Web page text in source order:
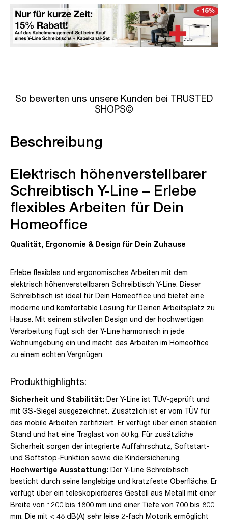
So bewerten uns unsere Kunden bei TRUSTED
SHOPS©
Beschreibung
Elektrisch höhenverstellbarer
Schreibtisch Y-Line – Erlebe
flexibles Arbeiten für Dein
Homeoffice
Qualität, Ergonomie & Design für Dein Zuhause
Erlebe flexibles und ergonomisches Arbeiten mit dem
elektrisch höhenverstellbaren Schreibtisch Y-Line. Dieser
Schreibtisch ist ideal für Dein Homeoffice und bietet eine
moderne und komfortable Lösung für Deinen Arbeitsplatz zu
Hause. Mit seinem stilvollen Design und der hochwertigen
Verarbeitung fügt sich der Y-Line harmonisch in jede
Wohnumgebung ein und macht das Arbeiten im Homeoffice
zu einem echten Vergnügen.
Produkthighlights:
Sicherheit und Stabilität: Der Y-Line ist TÜV-geprüft und
mit GS-Siegel ausgezeichnet. Zusätzlich ist er vom TÜV für
das mobile Arbeiten zertifiziert. Er verfügt über einen stabilen
Stand und hat eine Traglast von 80 kg. Für zusätzliche
Sicherheit sorgen der integrierte Auffahrschutz, Softstart-
und Softstop-Funktion sowie die Kindersicherung.
Hochwertige Ausstattung: Der Y-Line Schreibtisch
besticht durch seine langlebige und kratzfeste Oberfläche. Er
verfügt über ein teleskopierbares Gestell aus Metall mit einer
Breite von 1200 bis 1800 mm und einer Tiefe von 700 bis 800
mm. Die mit < 48 dB(A) sehr leise 2-fach Motorik ermöglicht